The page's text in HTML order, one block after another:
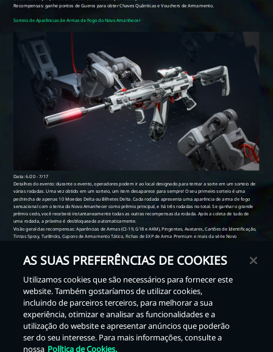
AS SUAS PREFERÊNCIAS DE COOKIES
Utilizamos cookies que são necessários para fornecer este
website. Também gostaríamos de utilizar cookies,
incluindo de parceiros terceiros, para melhorar a sua
experiência, otimizar e analisar as funcionalidades e a
utilização do website e apresentar anúncios que poderão
ser do seu interesse. Para mais informações, consulte a
nossa Política de Cookies.